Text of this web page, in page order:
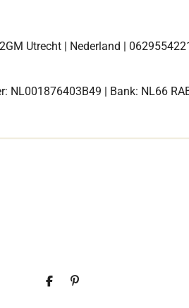
Utrecht | Nederland |
NL001876403B49 | Bank: NL66
D
P